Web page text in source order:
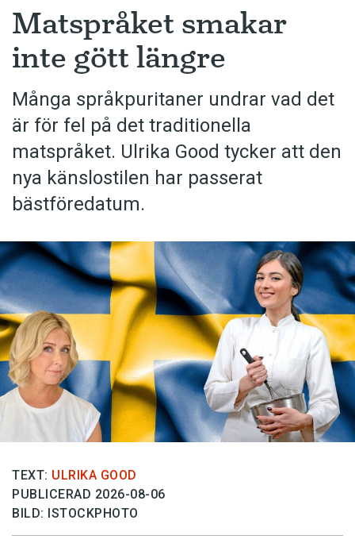
Matspråket smakar
inte gött längre
Många språkpuritaner undrar vad det
är för fel på det traditionella
matspråket. Ulrika Good tycker att den
nya känslostilen har passerat
bästföredatum.
TEXT: ULRIKA GOOD
PUBLICERAD 2026-08-06
BILD: ISTOCKPHOTO